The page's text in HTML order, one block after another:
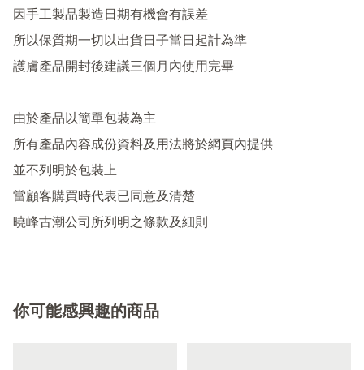
因手工製品製造日期有機會有誤差
所以保質期一切以出貨日子當日起計為準
護膚產品開封後建議三個月內使用完畢
由於產品以簡單包裝為主
所有產品內容成份資料及用法將於網頁內提供
並不列明於包裝上
當顧客購買時代表已同意及清楚
你可能感興趣的商品